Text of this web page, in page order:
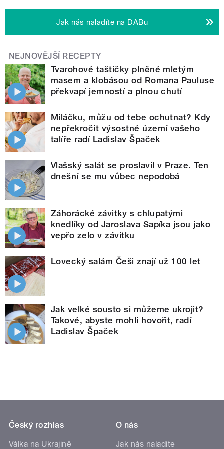
Jak nás naladíte na DABu
NEJNOVĚJŠÍ RECEPTY
Tvarohové taštičky plněné mletým
masem a klobásou od Romana Pauluse
překvapí jemností a plnou chutí
Miláčku, můžu od tebe ochutnat? Kdy
nepřekročit výsostné území vašeho
talíře radí Ladislav Špaček
Vlašský salát se proslavil v Praze. Ten
dnešní se mu vůbec nepodobá
Záhorácké závitky s chlupatými
knedlíky od Jaroslava Sapíka jsou jako
vepřo zelo v závitku
Lovecký salám Češi znají už 100 let
Jak velké sousto si můžeme ukrojit?
Takové, abyste mohli hovořit, radí
Ladislav Špaček
Český rozhlas
Válka na Ukrajině
O nás
Jak nás naladíte